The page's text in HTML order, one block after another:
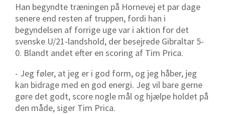
Han begyndte træningen på Hornevej et par dage
senere end resten af truppen, fordi han i
begyndelsen af forrige uge var i aktion for det
svenske U/21-landshold, der besejrede Gibraltar 5-
0. Blandt andet efter en scoring af Tim Prica.
- Jeg føler, at jeg er i god form, og jeg håber, jeg
kan bidrage med en god energi. Jeg vil bare gerne
gøre det godt, score nogle mål og hjælpe holdet på
den måde, siger Tim Prica.